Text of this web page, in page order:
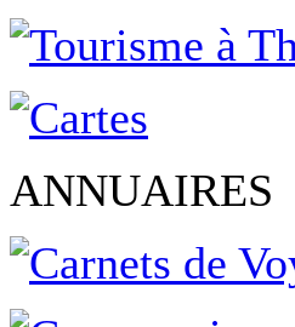
ANNUAIRES